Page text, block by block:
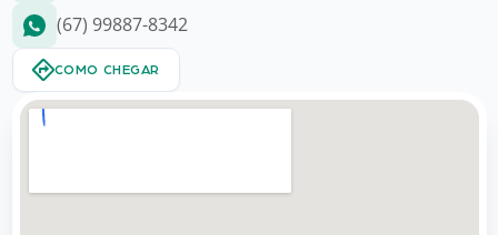
(67) 99887-8342
COMO CHEGAR